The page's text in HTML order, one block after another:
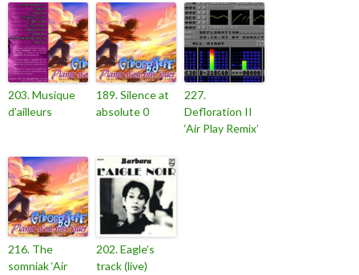
203. Musique
d’ailleurs
189. Silence at
absolute 0
227.
Defloration II
‘Air Play Remix’
216. The
somniak ‘Air
202. Eagle’s
track (live)